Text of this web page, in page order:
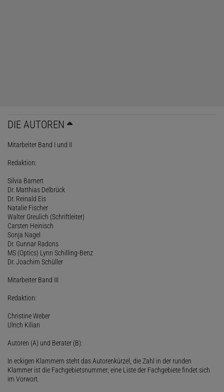
DIE AUTOREN
Mitarbeiter Band I und II
Redaktion:
Silvia Barnert
Dr. Matthias Delbrück
Dr. Reinald Eis
Natalie Fischer
Walter Greulich (Schriftleiter)
Carsten Heinisch
Sonja Nagel
Dr. Gunnar Radons
MS (Optics) Lynn Schilling-Benz
Dr. Joachim Schüller
Mitarbeiter Band III
Redaktion:
Christine Weber
Ulrich Kilian
Autoren (A) und Berater (B):
In eckigen Klammern steht das Autorenkürzel, die Zahl in der runden
Klammer ist die Fachgebietsnummer; eine Liste der Fachgebiete findet sich
im Vorwort.